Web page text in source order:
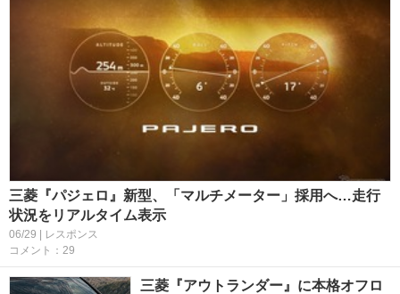
三菱『パジェロ』新型、「マルチメーター」採用へ…走行
状況をリアルタイム表示
06/29 | レスポンス
コメント：29
三菱『アウトランダー』に本格オフロ